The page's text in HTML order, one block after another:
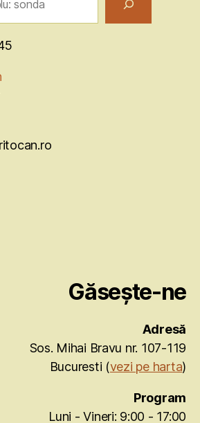
Găsește-ne
Adresă
Sos. Mihai Bravu nr. 107-119
Bucuresti (vezi pe harta)
Program
Luni - Vineri: 9:00 - 17:00